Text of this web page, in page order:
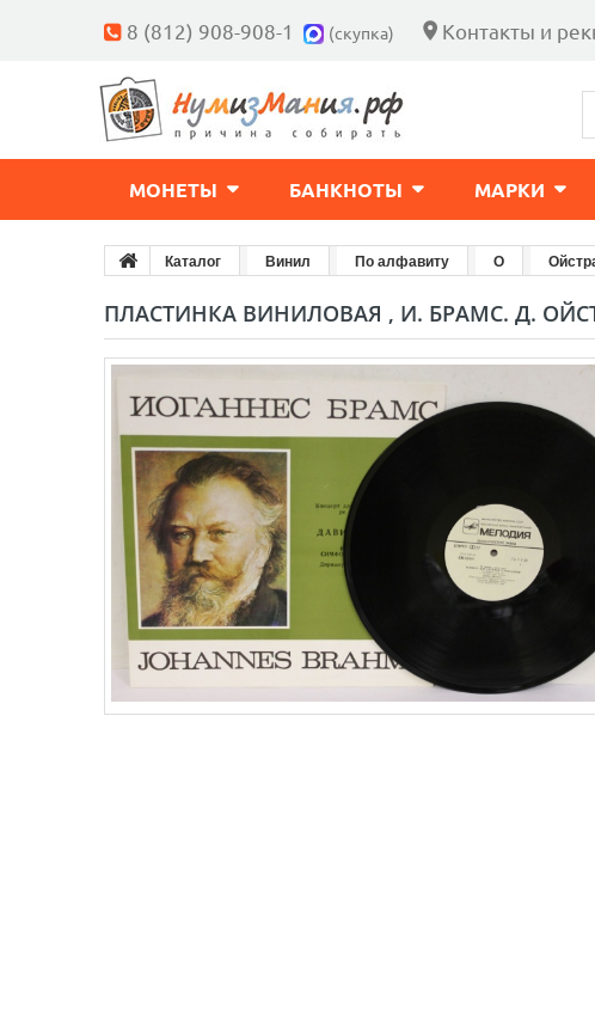
8 (812) 908-908-1 (скупка) Контакты и
МОНЕТЫ БАНКНОТЫ МАРКИ
Каталог Винил По алфавиту О
ПЛАСТИНКА ВИНИЛОВАЯ , И. БРАМС. Д.